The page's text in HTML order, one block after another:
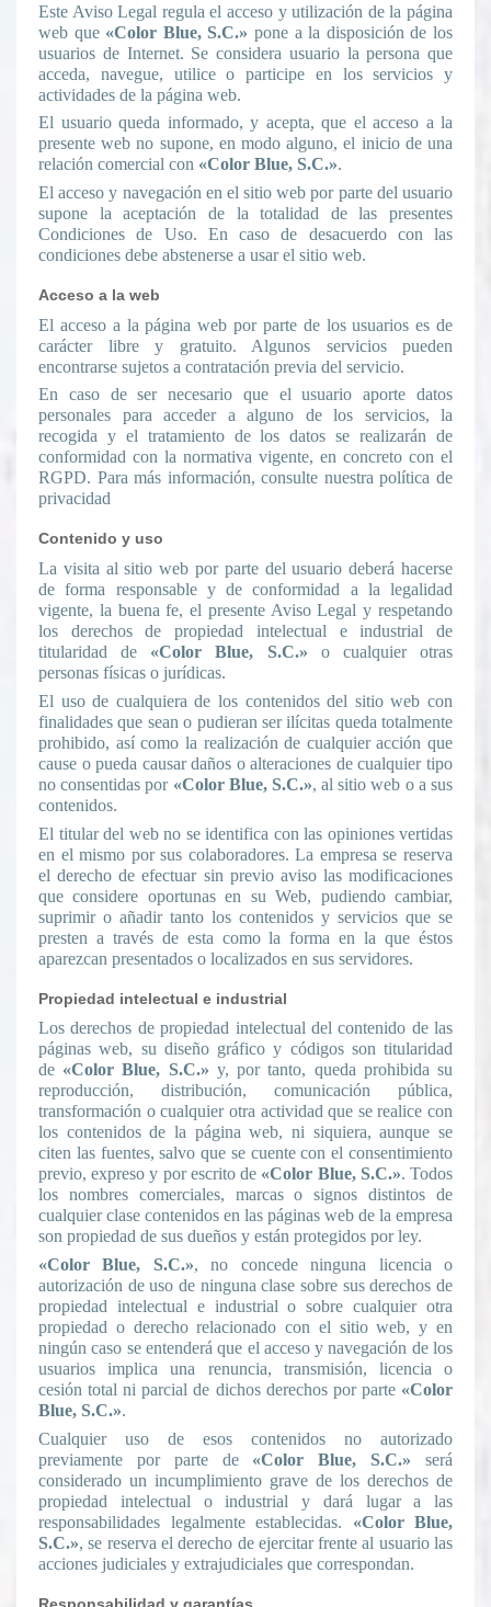
Este Aviso Legal regula el acceso y utilización de la página
web que «Color Blue, S.C.» pone a la disposición de los
usuarios de Internet. Se considera usuario la persona que
acceda, navegue, utilice o participe en los servicios y
actividades de la página web.
El usuario queda informado, y acepta, que el acceso a la
presente web no supone, en modo alguno, el inicio de una
relación comercial con «Color Blue, S.C.».
El acceso y navegación en el sitio web por parte del usuario
supone la aceptación de la totalidad de las presentes
Condiciones de Uso. En caso de desacuerdo con las
condiciones debe abstenerse a usar el sitio web.
Acceso a la web
El acceso a la página web por parte de los usuarios es de
carácter libre y gratuito. Algunos servicios pueden
encontrarse sujetos a contratación previa del servicio.
En caso de ser necesario que el usuario aporte datos
personales para acceder a alguno de los servicios, la
recogida y el tratamiento de los datos se realizarán de
conformidad con la normativa vigente, en concreto con el
RGPD. Para más información, consulte nuestra política de
privacidad
Contenido y uso
La visita al sitio web por parte del usuario deberá hacerse
de forma responsable y de conformidad a la legalidad
vigente, la buena fe, el presente Aviso Legal y respetando
los derechos de propiedad intelectual e industrial de
titularidad de «Color Blue, S.C.» o cualquier otras
personas físicas o jurídicas.
El uso de cualquiera de los contenidos del sitio web con
finalidades que sean o pudieran ser ilícitas queda totalmente
prohibido, así como la realización de cualquier acción que
cause o pueda causar daños o alteraciones de cualquier tipo
no consentidas por «Color Blue, S.C.», al sitio web o a sus
contenidos.
El titular del web no se identifica con las opiniones vertidas
en el mismo por sus colaboradores. La empresa se reserva
el derecho de efectuar sin previo aviso las modificaciones
que considere oportunas en su Web, pudiendo cambiar,
suprimir o añadir tanto los contenidos y servicios que se
presten a través de esta como la forma en la que éstos
aparezcan presentados o localizados en sus servidores.
Propiedad intelectual e industrial
Los derechos de propiedad intelectual del contenido de las
páginas web, su diseño gráfico y códigos son titularidad
de «Color Blue, S.C.» y, por tanto, queda prohibida su
reproducción, distribución, comunicación pública,
transformación o cualquier otra actividad que se realice con
los contenidos de la página web, ni siquiera, aunque se
citen las fuentes, salvo que se cuente con el consentimiento
previo, expreso y por escrito de «Color Blue, S.C.». Todos
los nombres comerciales, marcas o signos distintos de
cualquier clase contenidos en las páginas web de la empresa
son propiedad de sus dueños y están protegidos por ley.
«Color Blue, S.C.», no concede ninguna licencia o
autorización de uso de ninguna clase sobre sus derechos de
propiedad intelectual e industrial o sobre cualquier otra
propiedad o derecho relacionado con el sitio web, y en
ningún caso se entenderá que el acceso y navegación de los
usuarios implica una renuncia, transmisión, licencia o
cesión total ni parcial de dichos derechos por parte «Color
Blue, S.C.».
Cualquier uso de esos contenidos no autorizado
previamente por parte de «Color Blue, S.C.» será
considerado un incumplimiento grave de los derechos de
propiedad intelectual o industrial y dará lugar a las
responsabilidades legalmente establecidas. «Color Blue,
S.C.», se reserva el derecho de ejercitar frente al usuario las
acciones judiciales y extrajudiciales que correspondan.
Responsabilidad y garantías